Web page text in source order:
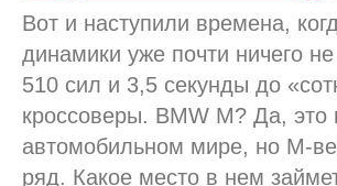
Вот и наступили времена,
динамики уже почти ничего
510 сил и 3,5 секунды до
кроссоверы. BMW M? Да,
автомобильном мире, но М-
ряд. Какое место в нем